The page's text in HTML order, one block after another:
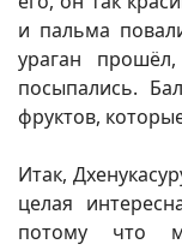
и пальма
ураган
посыпались.
фруктов,
Итак,
целая
потому что